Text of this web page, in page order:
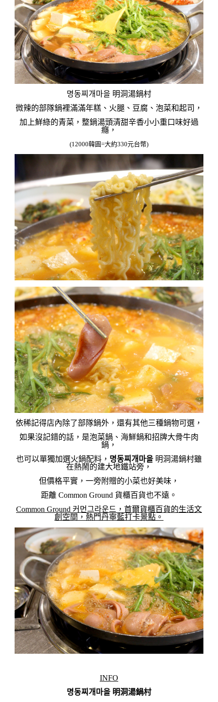
명동찌개마을 明洞湯鍋村
微辣的部隊鍋裡滿滿年糕、火腿、豆腐、泡菜和起司，
加上鮮綠的青菜，整鍋湯頭清甜辛香小小重口味好過
癮，
(12000韓圓=大約330元台幣)
依稀記得店內除了部隊鍋外，還有其他三種鍋物可選，
如果沒記錯的話，是泡菜鍋、海鮮鍋和招牌大骨牛肉
鍋，
也可以單獨加選火鍋配料， 명동찌개마을 明洞湯鍋村雖
在熱鬧的建大地鐵站旁，
但價格平實，一旁附贈的小菜也好美味，
距離 Common Ground 貨櫃百貨也不遠。
Common Ground 커먼그라운드，首爾貨櫃百貨的生活文
創空間，熱門丹寧藍打卡景點。
INFO
명동찌개마을 明洞湯鍋村